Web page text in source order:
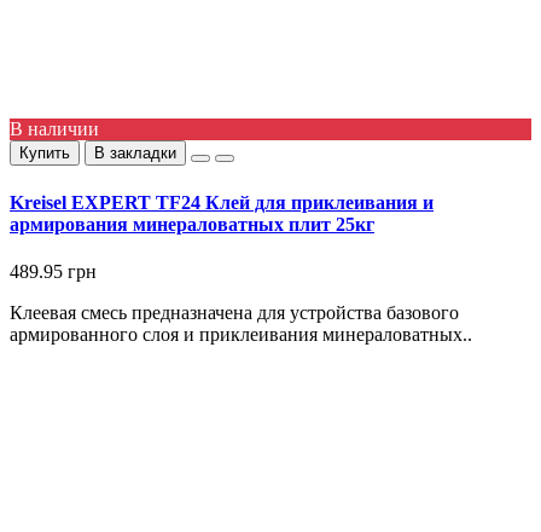
В наличии
Купить В закладки
Kreisel EXPERT TF24 Клей для приклеивания и
армирования минераловатных плит 25кг
489.95 грн
Клеевая смесь предназначена для устройства базового
армированного слоя и приклеивания минераловатных..